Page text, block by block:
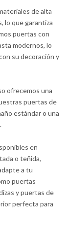
de alta
lo que garantiza
puertas con
modernos, lo
su decoración y
ofrecemos una
puertas de
estándar o una
en
o teñida,
a tu
puertas
y puertas de
perfecta para